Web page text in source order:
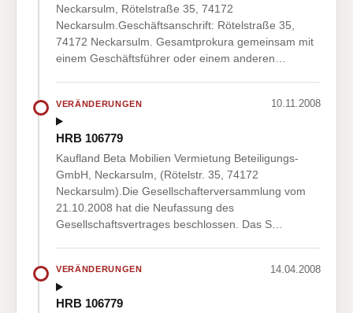
Neckarsulm, Rötelstraße 35, 74172
Neckarsulm.Geschäftsanschrift: Rötelstraße 35,
74172 Neckarsulm. Gesamtprokura gemeinsam mit
einem Geschäftsführer oder einem anderen…
VERÄNDERUNGEN 10.11.2008
HRB 106779
Kaufland Beta Mobilien Vermietung Beteiligungs-
GmbH, Neckarsulm, (Rötelstr. 35, 74172
Neckarsulm).Die Gesellschafterversammlung vom
21.10.2008 hat die Neufassung des
Gesellschaftsvertrages beschlossen. Das S…
VERÄNDERUNGEN 14.04.2008
HRB 106779